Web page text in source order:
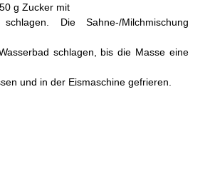
g Zucker mit
Die Sahne-/Milchmischung
schlagen, bis die Masse eine
und in der Eismaschine gefrieren.